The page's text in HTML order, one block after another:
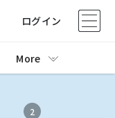
ログイン
More
2